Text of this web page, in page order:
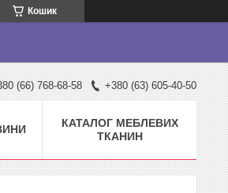
Кошик
(66) 768-68-58 +380 (63) 605-40-50
КАТАЛОГ МЕБЛЕВИХ
ТКАНИН